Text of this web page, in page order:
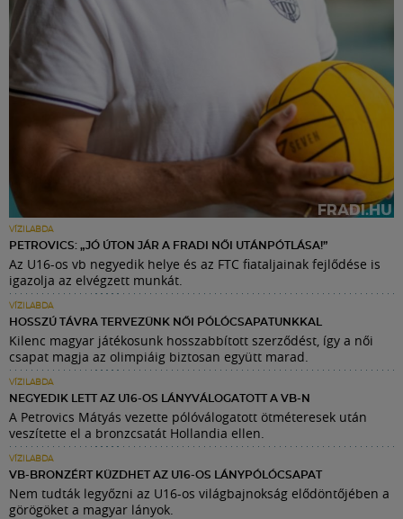
VÍZILABDA
PETROVICS: „JÓ ÚTON JÁR A FRADI NŐI UTÁNPÓTLÁSA!”
Az U16-os vb negyedik helye és az FTC fiataljainak fejlődése is
igazolja az elvégzett munkát.
VÍZILABDA
HOSSZÚ TÁVRA TERVEZÜNK NŐI PÓLÓCSAPATUNKKAL
Kilenc magyar játékosunk hosszabbított szerződést, így a női
csapat magja az olimpiáig biztosan együtt marad.
VÍZILABDA
NEGYEDIK LETT AZ U16-OS LÁNYVÁLOGATOTT A VB-N
A Petrovics Mátyás vezette pólóválogatott ötméteresek után
veszítette el a bronzcsatát Hollandia ellen.
VÍZILABDA
VB-BRONZÉRT KÜZDHET AZ U16-OS LÁNYPÓLÓCSAPAT
Nem tudták legyőzni az U16-os világbajnokság elődöntőjében a
görögöket a magyar lányok.